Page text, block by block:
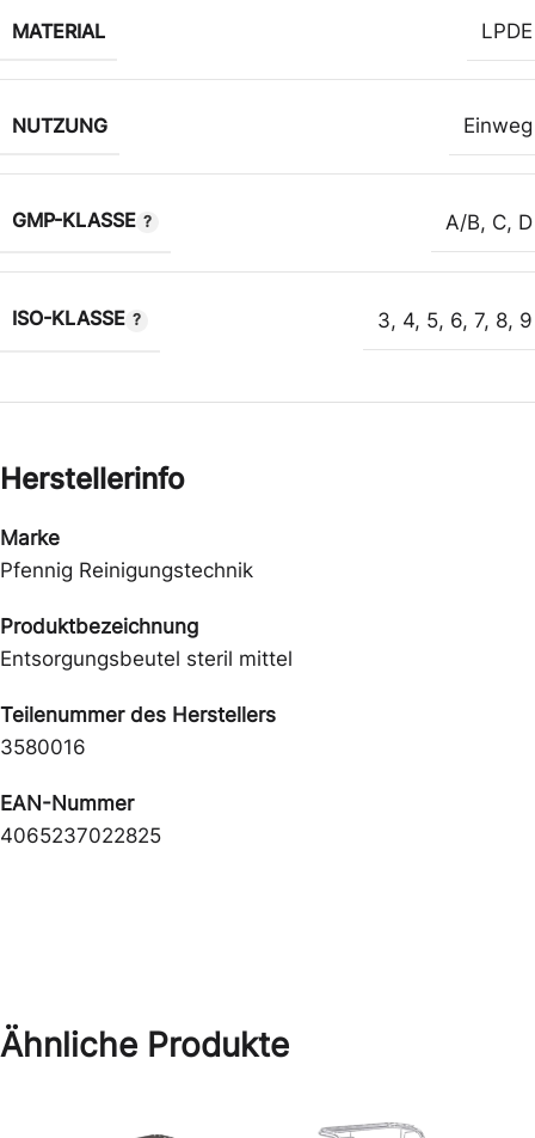
MATERIAL LPDE
NUTZUNG Einweg
GMP-KLASSE A/B, C, D
ISO-KLASSE 3, 4, 5, 6, 7, 8, 9
Herstellerinfo
Marke
Pfennig Reinigungstechnik
Produktbezeichnung
Entsorgungsbeutel steril mittel
Teilenummer des Herstellers
3580016
EAN-Nummer
4065237022825
Ähnliche Produkte